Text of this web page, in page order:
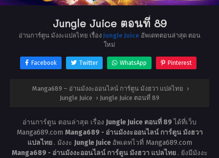
Jungle Juice ตอนที่ 89
อ่านการ์ตูน มังงะแปลไทย เรื่อง Jungle Juice อัพเดทตอนล่าสุด ตอน
ใหม่
Facebook Twitter WhatsApp Pinterest
Manga689 – อ่านมังงะออนไลน์ การ์ตูน มังฮวา แปลไทย ›
Jungle Juice › Jungle Juice ตอนที่ 89
อ่านการ์ตูน ตอนล่าสุด เรื่อง Jungle Juice ตอนที่ 89ได้ที่เว็บ
Manga689.com Manga689 - อ่านมังงะออนไลน์ การ์ตูน มังฮวา
แปลไทย . มังงะ Jungle Juice อัพเดทไวที่ Manga689.com
Manga689 - อ่านมังงะออนไลน์ การ์ตูน มังฮวา แปลไทย . ยังมีมังงะ